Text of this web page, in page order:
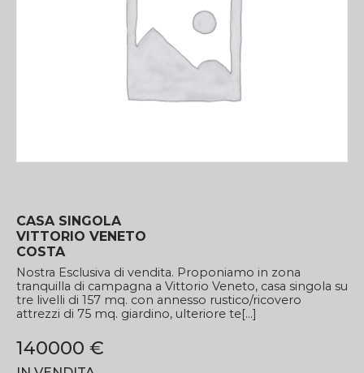
CASA SINGOLA
VITTORIO VENETO
COSTA
Nostra Esclusiva di vendita. Proponiamo in zona
tranquilla di campagna a Vittorio Veneto, casa singola su
tre livelli di 157 mq. con annesso rustico/ricovero
attrezzi di 75 mq. giardino, ulteriore te[...]
140000 €